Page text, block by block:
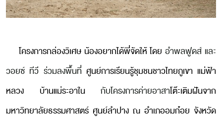
โครงการกล่องวิเศษ น้องอยากได้พี่จัดให้ โดยอำพลฟูดส์ และ
วอยซ์ ทีวี ร่วมลงพื้นที่ศูนย์การเรียนรู้ชุมชนชาวไทยภูเขา แม่ฟ้า
หลวง บ้านแม่ระอาใน กับโครงการค่ายอาสาโต๊ะเติมฝันจาก
มหาวิทยาลัยธรรมศาสตร์ ศูนย์ลำปาง ณ อำเภออมก๋อย จังหวัด